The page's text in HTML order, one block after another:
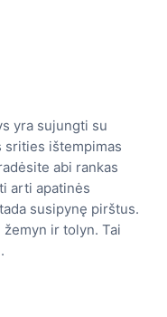
yra sujungti su
srities ištempimas
abi rankas
arti apatinės
susipynę pirštus.
ir tolyn. Tai